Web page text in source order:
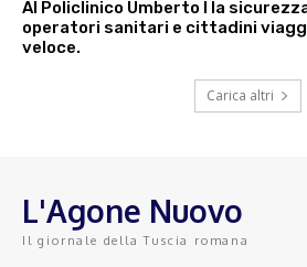
Al Policlinico Umberto I la
operatori sanitari e cittadini
veloce.
Carica altri
L'Agone Nuovo
Il giornale della Tuscia romana